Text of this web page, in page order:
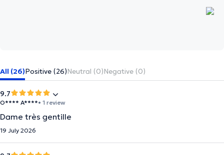
All (26)Positive (26)Neutral (0)Negative (0)
9.7
O**** A****• 1 review
Dame très gentille
19 July 2026